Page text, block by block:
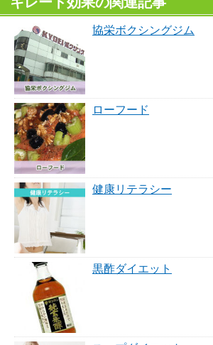
協栄ボクシングジム
ローフード
健康リテラシー
黒酢ダイエット